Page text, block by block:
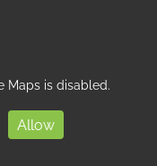
Maps is disabled.
Allow